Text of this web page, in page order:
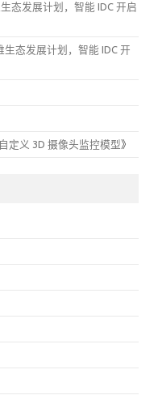
态发展计划，智能 IDC 开启
态发展计划，智能 IDC 开
定义 3D 摄像头监控模型》